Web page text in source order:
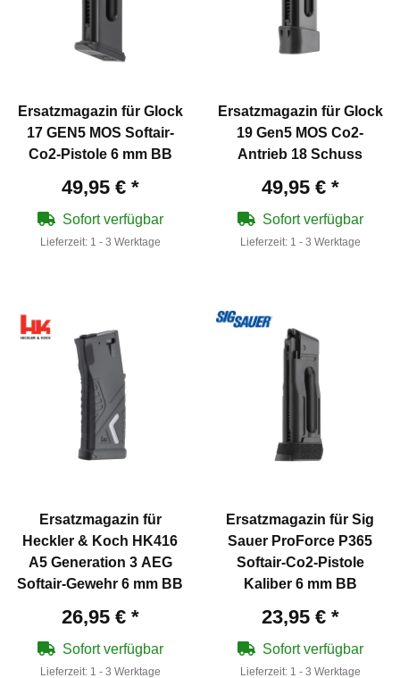
Ersatzmagazin für Glock
17 GEN5 MOS Softair-
Co2-Pistole 6 mm BB
49,95 € *
Sofort verfügbar
Lieferzeit: 1 - 3 Werktage
Ersatzmagazin für Glock
19 Gen5 MOS Co2-
Antrieb 18 Schuss
49,95 € *
Sofort verfügbar
Lieferzeit: 1 - 3 Werktage
Ersatzmagazin für
Heckler & Koch HK416
A5 Generation 3 AEG
Softair-Gewehr 6 mm BB
26,95 € *
Sofort verfügbar
Lieferzeit: 1 - 3 Werktage
Ersatzmagazin für Sig
Sauer ProForce P365
Softair-Co2-Pistole
Kaliber 6 mm BB
23,95 € *
Sofort verfügbar
Lieferzeit: 1 - 3 Werktage